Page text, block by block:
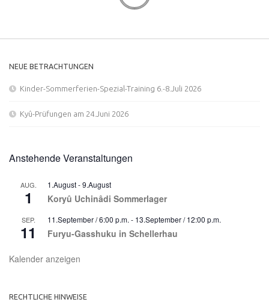
NEUE BETRACHTUNGEN
Kinder-Sommerferien-Spezial-Training 6.-8.Juli 2026
Kyû-Prüfungen am 24.Juni 2026
Anstehende Veranstaltungen
AUG.
1
1.August-9.August
Koryû Uchinâdi Sommerlager
SEP.
11
11.September / 6:00 p.m. - 13.September / 12:00 p.m.
Furyu-Gasshuku in Schellerhau
Kalender anzeigen
RECHTLICHE HINWEISE